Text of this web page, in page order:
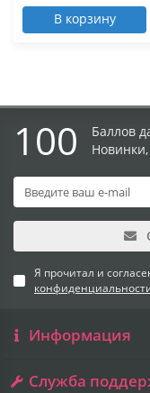
В корзину
100
Баллов
Я прочитал и
Информация
Служба